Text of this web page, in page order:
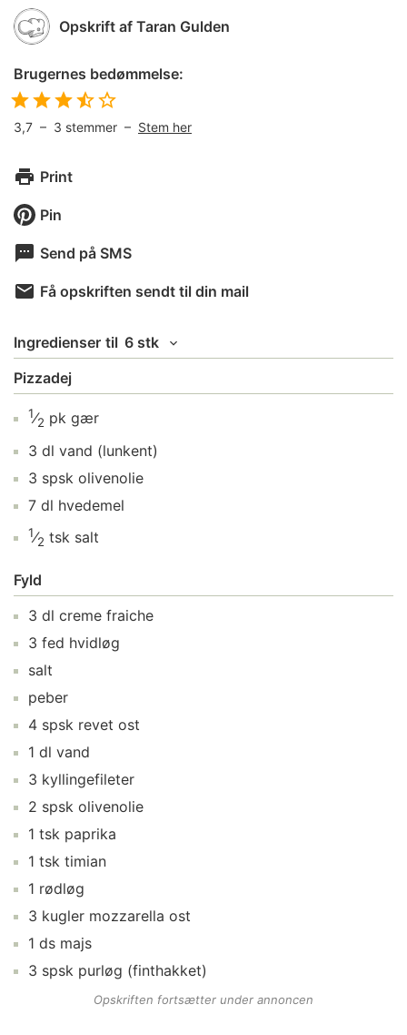
Opskrift af Taran Gulden
Brugernes bedømmelse:
3,7 – 3 stemmer – Stem her
Print
Pin
Send på SMS
Få opskriften sendt til din mail
Ingredienser til 6 stk
Pizzadej
1⁄2 pk gær
3 dl vand (lunkent)
3 spsk olivenolie
7 dl hvedemel
1⁄2 tsk salt
Fyld
3 dl creme fraiche
3 fed hvidløg
salt
peber
4 spsk revet ost
1 dl vand
3 kyllingefileter
2 spsk olivenolie
1 tsk paprika
1 tsk timian
1 rødløg
3 kugler mozzarella ost
1 ds majs
3 spsk purløg (finthakket)
Opskriften fortsætter under annoncen